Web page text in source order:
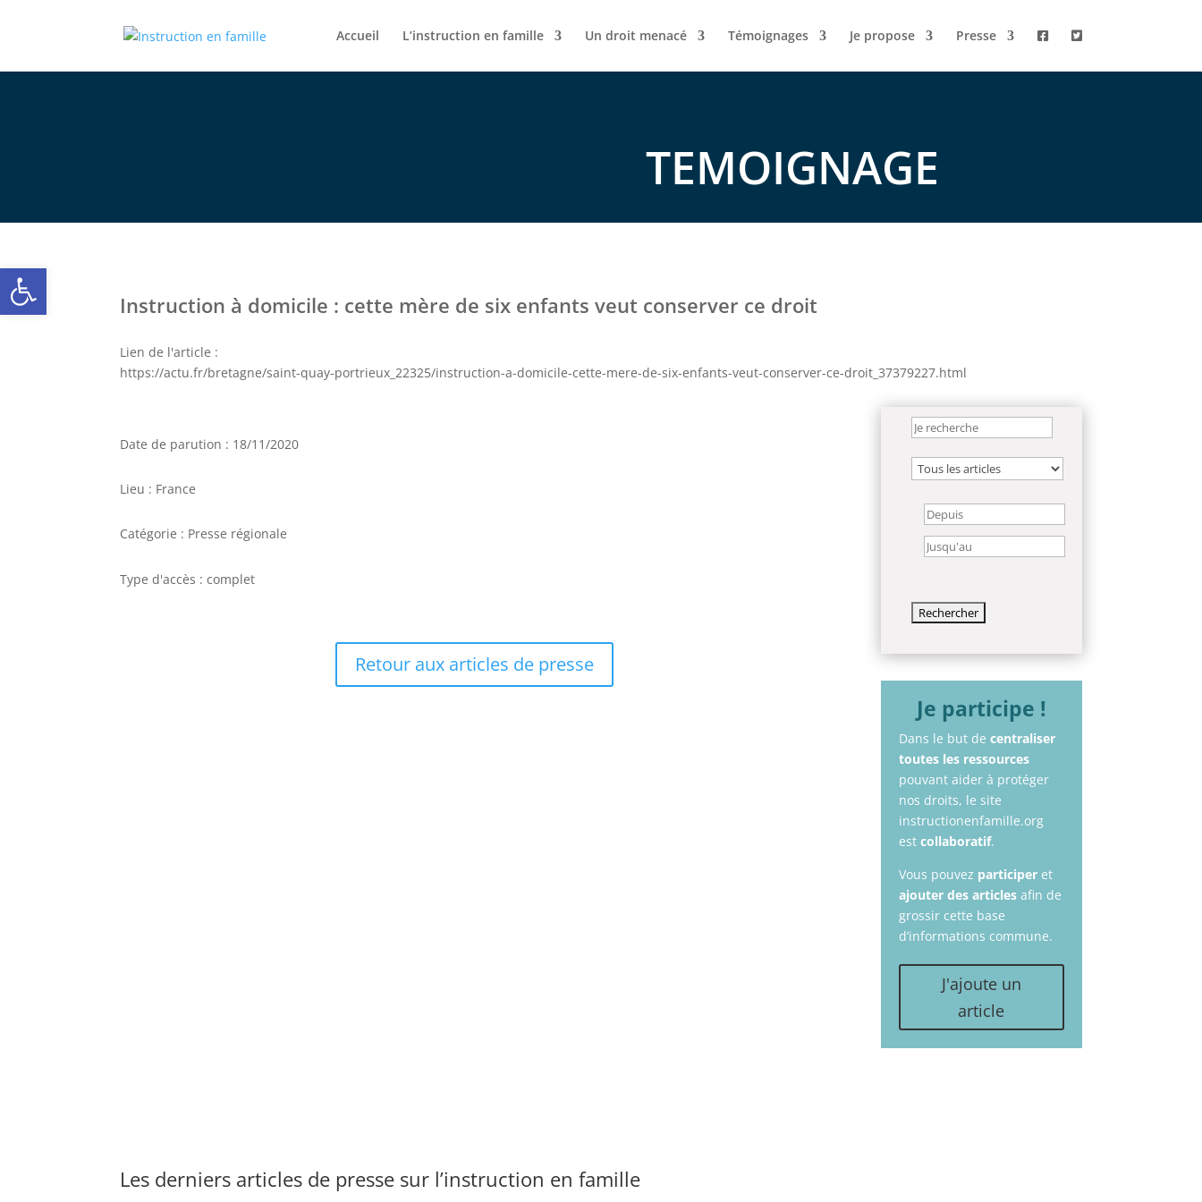
Accueil L’instruction en famille Un droit menacé Témoignages Je propose Presse
TEMOIGNAGE
Instruction à domicile : cette mère de six enfants veut conserver ce droit
Lien de l'article :
https://actu.fr/bretagne/saint-quay-portrieux_22325/instruction-a-domicile-cette-mere-de-six-enfants-veut-conserver-ce-droit_37379227.html
Date de parution : 18/11/2020
Lieu : France
Catégorie : Presse régionale
Type d'accès : complet
Retour aux articles de presse
Je participe !
Dans le but decentraliser
toutes les ressources
pouvant aider à protéger
nos droits, le site
instructionenfamille.org
estcollaboratif.
Vous pouvez participer et
ajouter des articles afin de
grossir cette base
d’informations commune.
J'ajoute un
article
Les derniers articles de presse sur l’instruction en famille
Ouvrir la barre d’outils